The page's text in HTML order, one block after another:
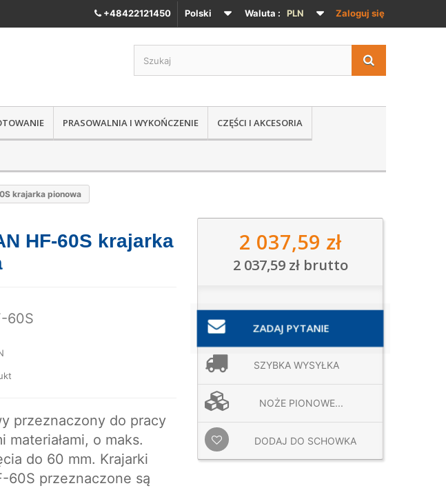
Zaloguj się
Waluta : PLN
Polski
+48422121450
PRASOWALNIA I WYKOŃCZENIE CZĘŚCI I AKCESORIA
krajarka pionowa
HF-60S krajarka
60S
przeznaczony do pracy
materiałami, o maks.
do 60 mm. Krajarki
60S przeznaczone są
2 037,59 zł
2 037,59 złbrutto
ZADAJ PYTANIE
SZYBKA WYSYŁKA
NOŻE PIONOWE...
DODAJ DO SCHOWKA